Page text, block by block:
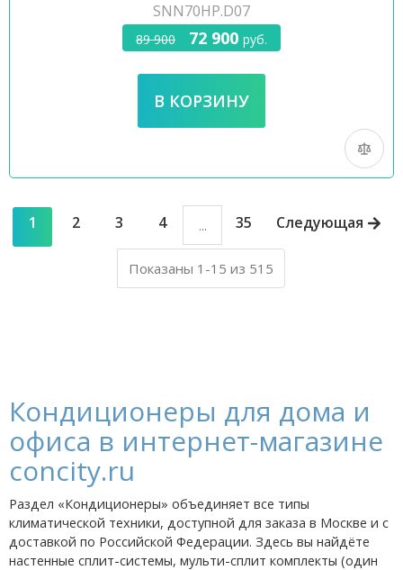
SNN70HP.D07
89 900 72 900 руб.
1 2 3 4 ... 35 Следующая
Показаны 1-15 из 515
Кондиционеры для дома и
офиса в интернет-магазине
concity.ru
Раздел «Кондиционеры» объединяет все типы
климатической техники, доступной для заказа в Москве и с
доставкой по Российской Федерации. Здесь вы найдёте
настенные сплит-системы, мульти-сплит комплекты (один